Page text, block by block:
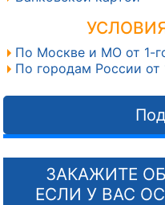
По Москве и МО от 1-
По городам России от
ЗАКАЖИТЕ
ЕСЛИ У ВАС